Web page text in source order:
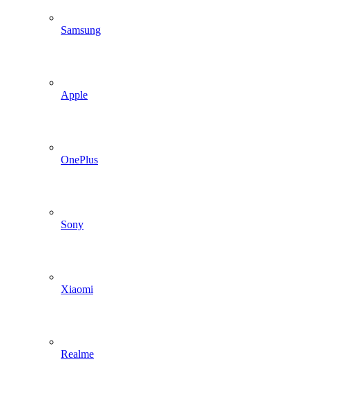
Samsung
Apple
OnePlus
Sony
Xiaomi
Realme